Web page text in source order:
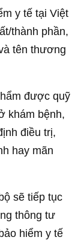
y tế tại Việt
thành phần,
tên thương
được quỹ
khám bệnh,
điều trị,
hay mãn
sẽ tiếp tục
thông tư
hiểm y tế